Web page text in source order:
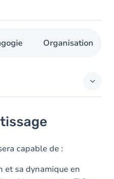
Organisation
capable de :
et sa dynamique en